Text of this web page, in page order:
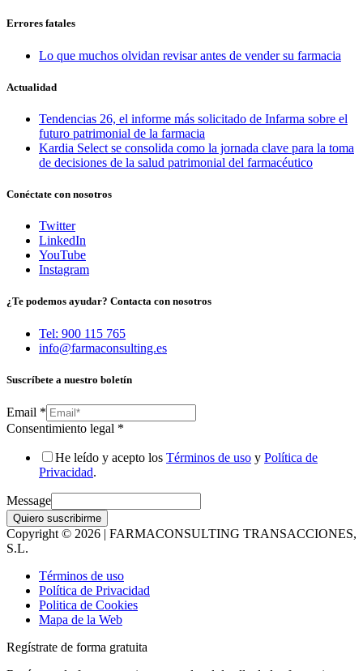
Errores fatales
Lo que muchos olvidan revisar antes de vender su farmacia
Actualidad
Tendencias 26, el informe más solicitado de Infarma sobre el
futuro patrimonial de la farmacia
Kardia Select se consolida como la jornada clave para la toma
de decisiones de la salud patrimonial del farmacéutico
Conéctate con nosotros
Twitter
LinkedIn
YouTube
Instagram
¿Te podemos ayudar? Contacta con nosotros
Tel: 900 115 765
info@farmaconsulting.es
Suscríbete a nuestro boletín
Email *
Consentimiento legal *
He leído y acepto los Términos de uso y Política de
Privacidad.
Message
Quiero suscribirme
Copyright © 2026 | FARMACONSULTING TRANSACCIONES,
S.L.
Términos de uso
Política de Privacidad
Politica de Cookies
Mapa de la Web
Regístrate de forma gratuita